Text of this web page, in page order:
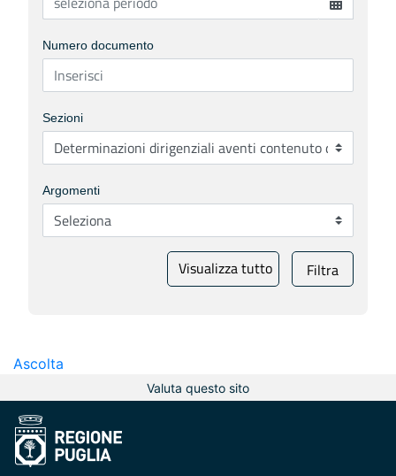
Numero documento
Sezioni
Argomenti
Visualizza tutto Filtra
Ascolta
Valuta questo sito